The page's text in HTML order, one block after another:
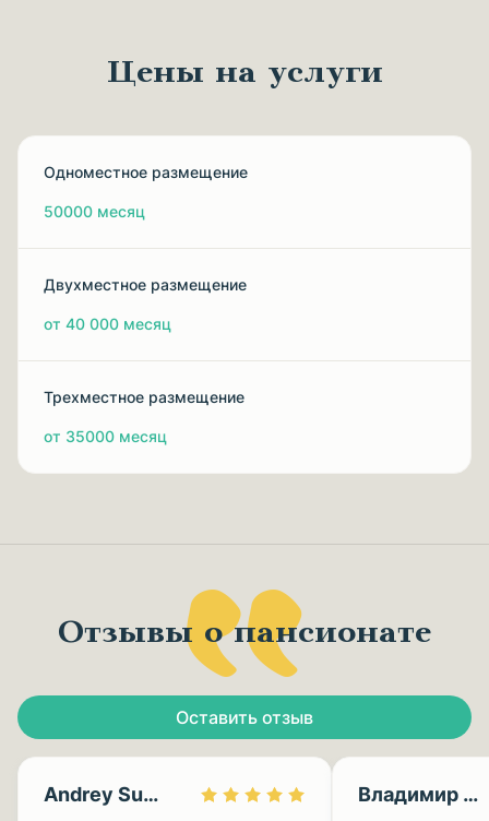
Цены на услуги
Одноместное размещение
50000 месяц
Двухместное размещение
от 40 000 месяц
Трехместное размещение
от 35000 месяц
Отзывы о пансионате
Оставить отзыв
Andrey Sumin Владимир Штрыкин